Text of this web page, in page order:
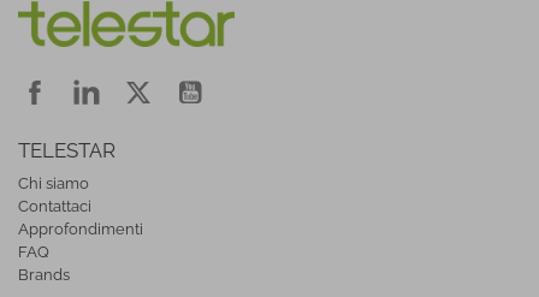
TELESTAR
Chi siamo
Contattaci
Approfondimenti
FAQ
Brands